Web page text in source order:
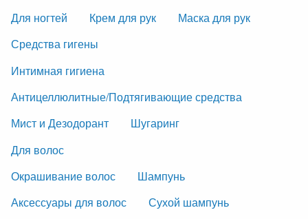
Для ногтей
Крем для рук
Маска для рук
Средства гигены
Интимная гигиена
Антицеллюлитные/Подтягивающие средства
Мист и Дезодорант
Шугаринг
Для волос
Окрашивание волос
Шампунь
Аксессуары для волос
Сухой шампунь